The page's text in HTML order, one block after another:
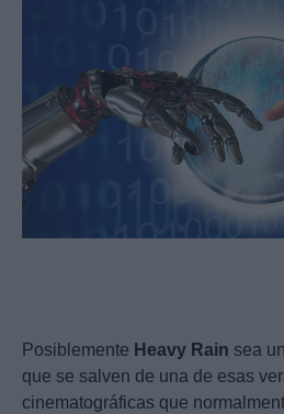
Posiblemente Heavy Rain sea
que se salven de una de esas
cinematográficas que